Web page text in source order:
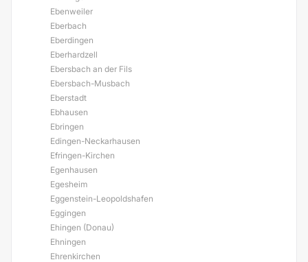
Ebenweiler
Eberbach
Eberdingen
Eberhardzell
Ebersbach an der Fils
Ebersbach-Musbach
Eberstadt
Ebhausen
Ebringen
Edingen-Neckarhausen
Efringen-Kirchen
Egenhausen
Egesheim
Eggenstein-Leopoldshafen
Eggingen
Ehingen (Donau)
Ehningen
Ehrenkirchen